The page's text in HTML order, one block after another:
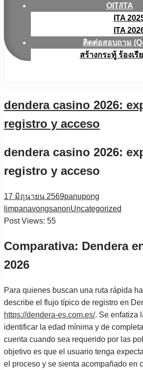
OIT/ITA
ITA
ITA
ติดต่อสอบถาม
สร้างกระทู้ ร้องเรี
dendera casino 2026:
registro y acceso
dendera casino 2026:
registro y acceso
17 มิถุนายน 2569panupong
limpanavongsanonUncategorized
Post Views: 55
Comparativa: Dendera
2026
Para quienes buscan una ruta rápida
describe el flujo típico de registro en
https://dendera-es.com.es/. Se enfatiza
identificar la edad mínima y de
cuenta cuando sea requerido por las
objetivo es que el usuario tenga
el proceso y se sienta acompañado en